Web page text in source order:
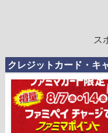
ス
クレジットカード・キ